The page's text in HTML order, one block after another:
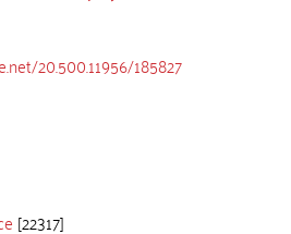
20.500.11956/185827
[22317]